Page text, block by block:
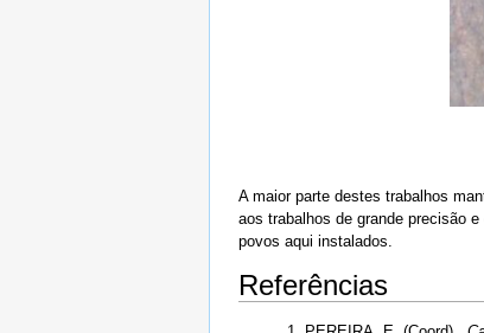
A maior parte destes trabalhos
aos trabalhos de grande precisão
povos aqui instalados.
Referências